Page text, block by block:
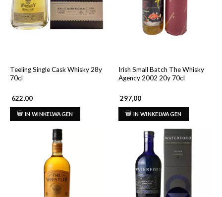
Teeling Single Cask Whisky 28y
70cl
622,00
IN WINKELWAGEN
Irish Small Batch The Whisky
Agency 2002 20y 70cl
297,00
IN WINKELWAGEN